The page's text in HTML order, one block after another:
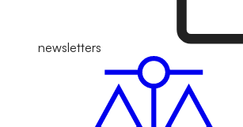
newsletters